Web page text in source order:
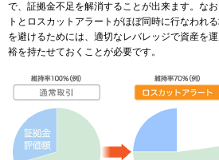
で、証拠金不足を解消することが出来ます。な
トとロスカットアラートがほぼ同時に行なわれ
を避けるためには、適切なレバレッジで資産を
裕を持たせておくことが必要です。